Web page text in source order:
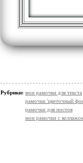
Рубрики: мои рамочки для текста
рамочки 'цветочный
рамочки для постов
мои рамочки с